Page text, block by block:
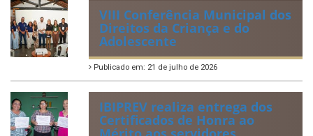
VIII Conferência Municipal dos
Direitos da Criança e do
Adolescente
Publicado em: 21 de julho de 2026
IBIPREV realiza entrega dos
Certificados de Honra ao